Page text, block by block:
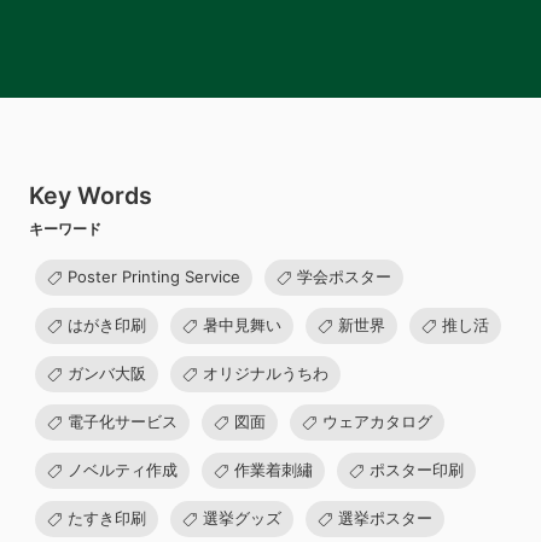
Key Words
キーワード
Poster Printing Service 学会ポスター
はがき印刷 暑中見舞い 新世界 推し活
ガンバ大阪 オリジナルうちわ
電子化サービス 図面 ウェアカタログ
ノベルティ作成 作業着刺繡 ポスター印刷
たすき印刷 選挙グッズ 選挙ポスター